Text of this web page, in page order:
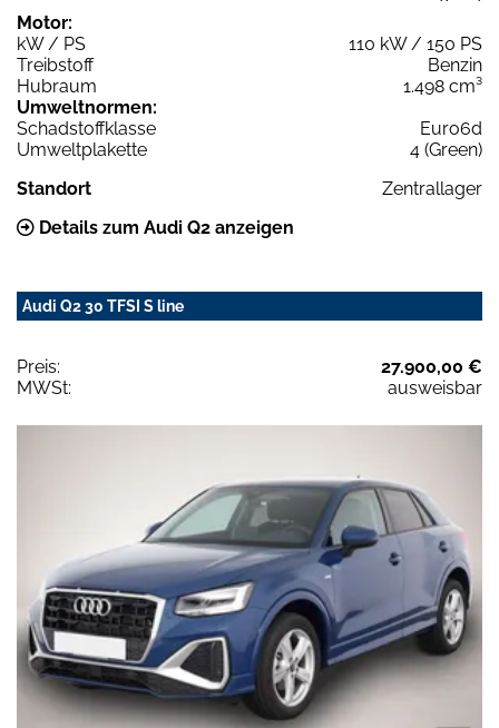
Motor:
kW / PS
110 kW / 150 PS
Treibstoff
Benzin
Hubraum
1.498 cm³
Umweltnormen:
Schadstoffklasse
Euro6d
Umweltplakette
4 (Green)
Standort
Zentrallager
Details zum Audi Q2 anzeigen
Audi Q2 30 TFSI S line
Preis:
27.900,00 €
MWSt:
ausweisbar